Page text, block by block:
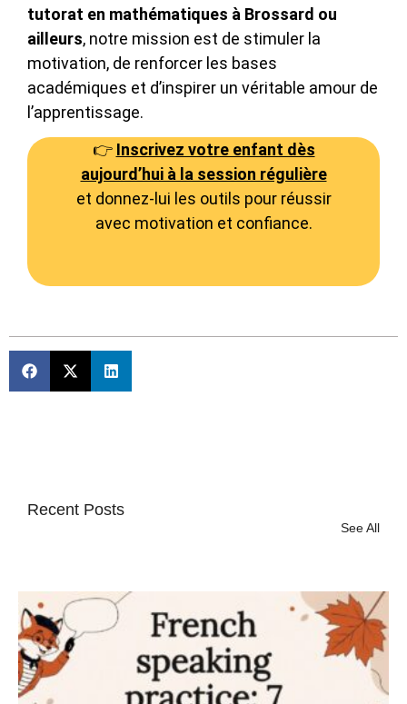
tutorat en mathématiques à Brossard ou
ailleurs, notre mission est de stimuler la
motivation, de renforcer les bases
académiques et d’inspirer un véritable amour de
l’apprentissage.
👉 Inscrivez votre enfant dès
aujourd’hui à la session régulière
et donnez-lui les outils pour réussir
avec motivation et confiance.
Recent Posts
See All